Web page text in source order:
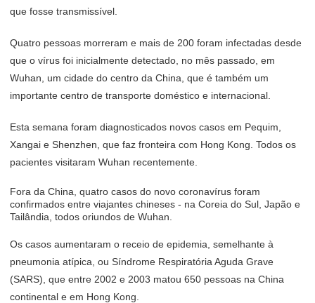
que fosse transmissível.
Quatro pessoas morreram e mais de 200 foram infectadas desde
que o vírus foi inicialmente detectado, no mês passado, em
Wuhan, um cidade do centro da China, que é também um
importante centro de transporte doméstico e internacional.
Esta semana foram diagnosticados novos casos em Pequim,
Xangai e Shenzhen, que faz fronteira com Hong Kong. Todos os
pacientes visitaram Wuhan recentemente.
Fora da China, quatro casos do novo coronavírus foram
confirmados entre viajantes chineses - na Coreia do Sul, Japão e
Tailândia, todos oriundos de Wuhan.
Os casos aumentaram o receio de epidemia, semelhante à
pneumonia atípica, ou Síndrome Respiratória Aguda Grave
(SARS), que entre 2002 e 2003 matou 650 pessoas na China
continental e em Hong Kong.